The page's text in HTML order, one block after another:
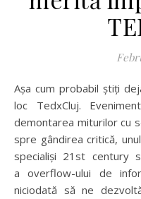
Așa cum probabil știți deja, sâmbătă, 20 februarie, a avut
loc TedxCluj.
demontarea miturilor cu
spre gândirea critică,
specialiși 21st century
a overflow-ului de
niciodată să ne